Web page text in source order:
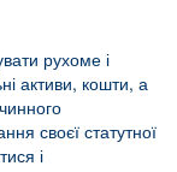
рухоме і
активи, кошти, а
своєї статутної
і